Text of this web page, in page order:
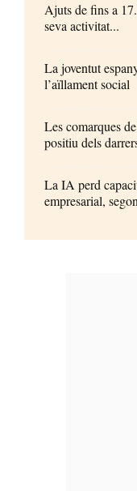
Ajuts de fins a
seva activitat...
La joventut
l’aïllament social
Les comarques
positiu dels
La IA perd
empresarial,